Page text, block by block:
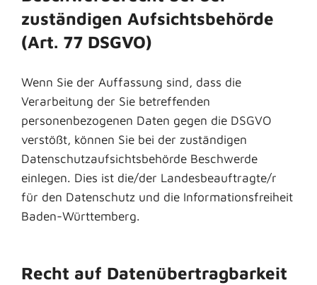
zuständigen Aufsichtsbehörde
(Art. 77 DSGVO)
Wenn Sie der Auffassung sind, dass die
Verarbeitung der Sie betreffenden
personenbezogenen Daten gegen die DSGVO
verstößt, können Sie bei der zuständigen
Datenschutzaufsichtsbehörde Beschwerde
einlegen. Dies ist die/der Landesbeauftragte/r
für den Datenschutz und die Informationsfreiheit
Baden-Württemberg.
Recht auf Datenübertragbarkeit